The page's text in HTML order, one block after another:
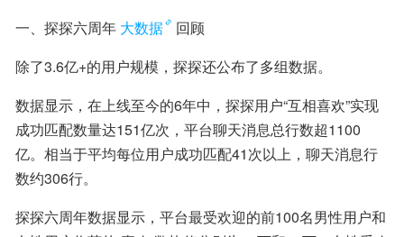
一、探探六周年 大数据
回顾
除了3.6亿+的用户规模，探探还公布了多组数据。
数据显示，在上线至今的6年中，探探用户“互相喜欢”实现
成功匹配数量达151亿次，平台聊天消息总行数超1100
亿。相当于平均每位用户成功匹配41次以上，聊天消息行
数约306行。
探探六周年数据显示，平台最受欢迎的前100名男性用户和